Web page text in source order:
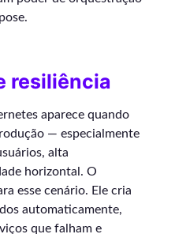
resiliência
aparece quando
— especialmente
alta
horizontal. O
esse cenário. Ele cria
automaticamente,
que falham e